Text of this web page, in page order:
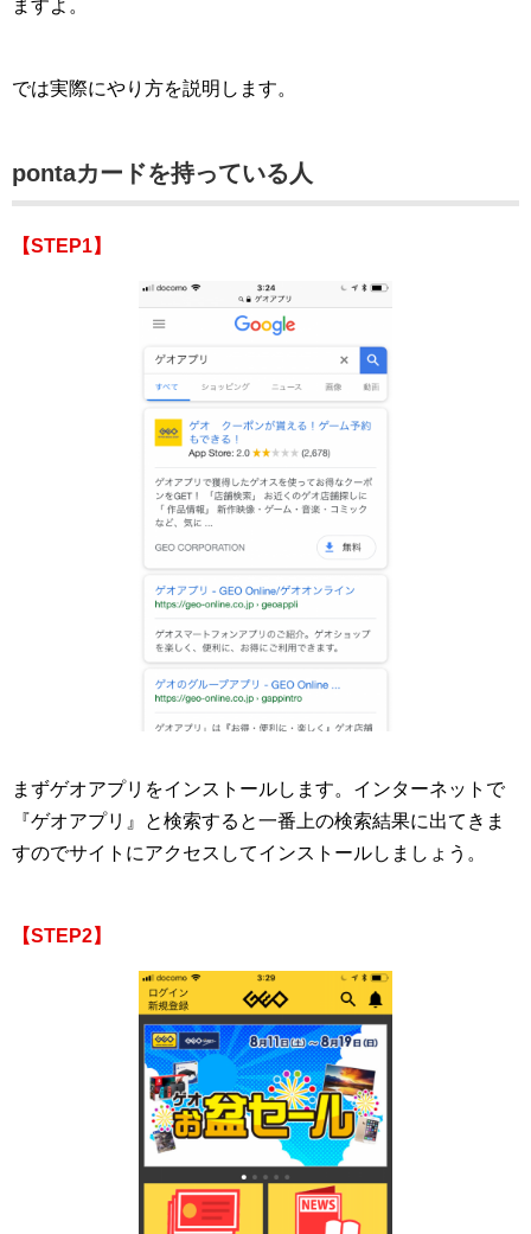
ますよ。
では実際にやり方を説明します。
pontaカードを持っている人
【STEP1】
まずゲオアプリをインストールします。インターネットで
『ゲオアプリ』と検索すると一番上の検索結果に出てきま
すのでサイトにアクセスしてインストールしましょう。
【STEP2】